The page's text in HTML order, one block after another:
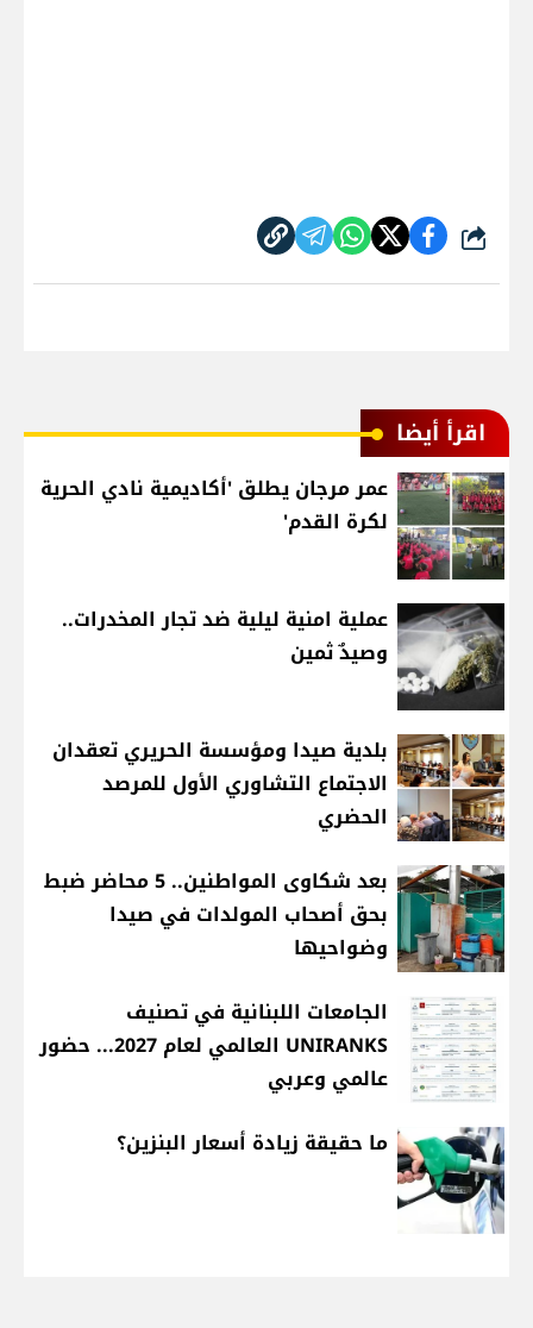
شارك
اقرأ أيضا
عمر مرجان يطلق 'أكاديمية نادي الحرية
لكرة القدم'
عملية امنية ليلية ضد تجار المخدرات..
وصيدٌ ثمين
بلدية صيدا ومؤسسة الحريري تعقدان
الاجتماع التشاوري الأول للمرصد
الحضري
بعد شكاوى المواطنين.. 5 محاضر ضبط
بحق أصحاب المولدات في صيدا
وضواحيها
الجامعات اللبنانية في تصنيف
UNIRANKS العالمي لعام 2027... حضور
عالمي وعربي
ما حقيقة زيادة أسعار البنزين؟